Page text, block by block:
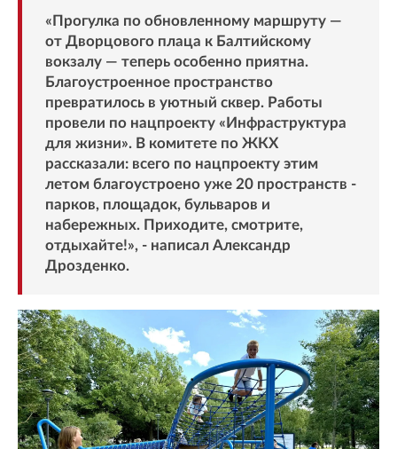
«Прогулка по обновленному маршруту —
от Дворцового плаца к Балтийскому
вокзалу — теперь особенно приятна.
Благоустроенное пространство
превратилось в уютный сквер. Работы
провели по нацпроекту «Инфраструктура
для жизни». В комитете по ЖКХ
рассказали: всего по нацпроекту этим
летом благоустроено уже 20 пространств -
парков, площадок, бульваров и
набережных. Приходите, смотрите,
отдыхайте!», - написал Александр
Дрозденко.